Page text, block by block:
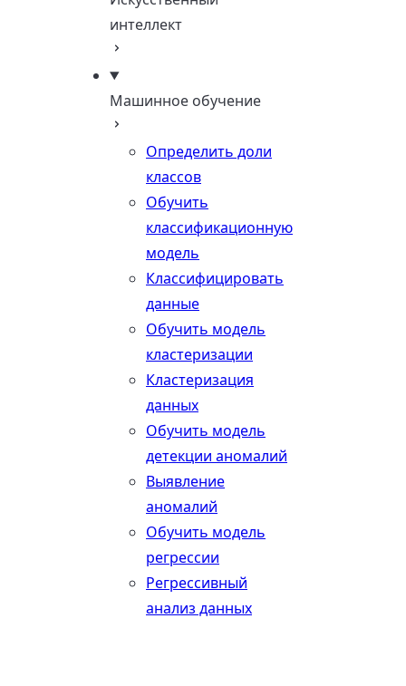
интеллект
Машинное обучение
Определить доли
классов
Обучить
классификационную
модель
Классифицировать
данные
Обучить модель
кластеризации
Кластеризация
данных
Обучить модель
детекции аномалий
Выявление
аномалий
Обучить модель
регрессии
Регрессивный
анализ данных